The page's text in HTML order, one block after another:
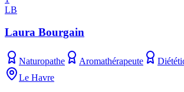
LB
Laura Bourgain
Naturopathe Aromathérapeute
Le Havre